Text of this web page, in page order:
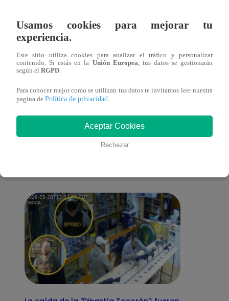
Fiesta latina: Mira el gran reto que
cumplieron los finalistas este sábado
También te puede
Usamos cookies para mejorar tu
experiencia.
Este sitio utiliza cookies para analizar el tráfico y personalizar
contenido. Si estás en la Unión Europea, tus datos se gestionarán
según el RGPD.
Para conocer mejor como se utilizan tus datos te invitamos leer nuestra
pagina de Política de privacidad.
Aceptar Cookies
Rechazar